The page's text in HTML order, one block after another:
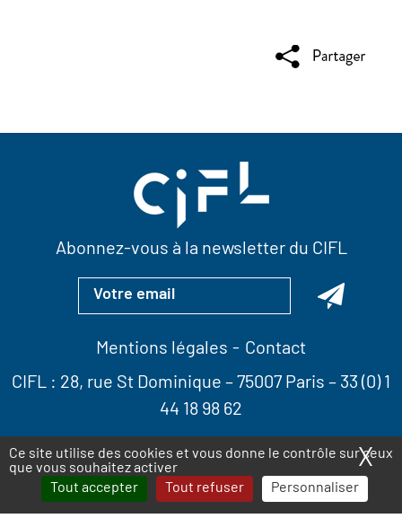
Ce site utilise des cookies et vous donne le contrôle sur ceux
que vous souhaitez activer
Tout accepter
Tout refuser Personnaliser
X
Abonnez-vous à la newsletter du CIFL
Mentions légales
Contact
CIFL : 28, rue St Dominique – 75007 Paris – 33 (0) 1
44 18 98 62